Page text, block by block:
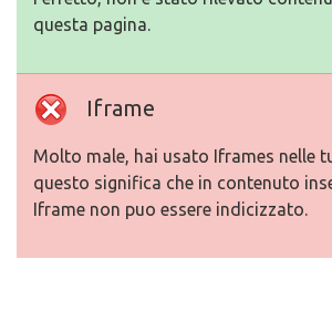
questa pagina.
Iframe
Molto male, hai usato Iframes nelle
questo significa che in contenuto
Iframe non puo essere indicizzato.